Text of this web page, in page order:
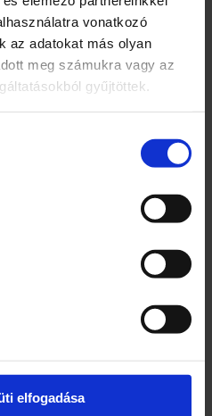
vonatkozó
az adatokat más olyan
meg számukra vagy az
gyűjtöttek.
elfogadása
43%, szőlőlé 6%,
természetes ásványvíz
észterei; keményítő:
K)